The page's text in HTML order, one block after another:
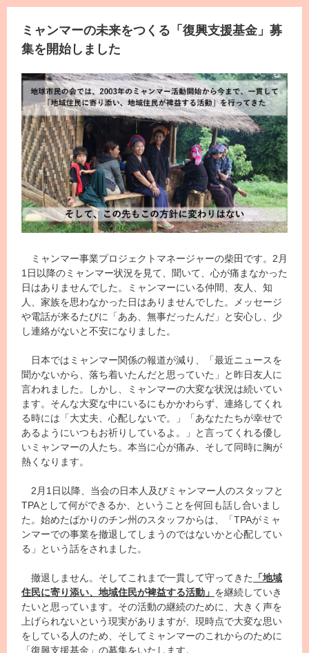
ミャンマーの未来をつくる「復興支援基金」募
集を開始しました
ミャンマー事業プロジェクトマネージャーの柴田です。2月
1日以降のミャンマー状況を見て、聞いて、心が痛まなかった
日はありませんでした。ミャンマーにいる仲間、友人、知
人、家族を思わなかった日はありませんでした。メッセージ
や電話が来るたびに「ああ、無事だったんだ」と安心し、少
し連絡がないと不安になりました。
日本ではミャンマー関係の報道が減り、「最近ニュースを
聞かないから、落ち着いたんだと思っていた」と昨日友人に
言われました。しかし、ミャンマーの大変な状況は続いてい
ます。そんな大変な中にいるにもかかわらず、連絡してくれ
る時には「大丈夫、心配しないで。」「あなたたちが幸せで
あるようにいつもお祈りしているよ。」と言ってくれる優し
いミャンマーの人たち。本当に心が痛み、そして同時に胸が
熱くなります。
2月1日以降、当会の日本人及びミャンマー人のスタッフと
TPAとして何ができるか、ということを何回も話し合いまし
た。始めたばかりのチン州のスタッフからは、「TPAがミャ
ンマーでの事業を撤退してしまうのではないかと心配してい
る」という話をされました。
撤退しません。そしてこれまで一貫して守ってきた
「地域
住民に寄り添い、地域住民が裨益する活動」 を継続していき
たいと思っています。その活動の継続のために、大きく声を
上げられないという現実がありますが、現時点で大変な思い
をしている人のため、そしてミャンマーのこれからのために
「復興支援基金」の募集をいたします。